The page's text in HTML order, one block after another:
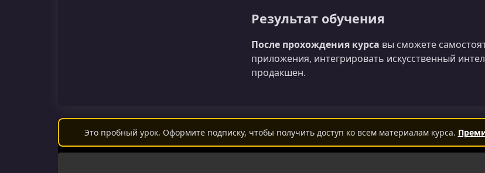
Результат обучения
После прохождения курса вы сможете
приложения, интегрировать искусственный
продакшен.
Это пробный урок. Оформите подписку, чтобы получить доступ ко всем материалам курса.